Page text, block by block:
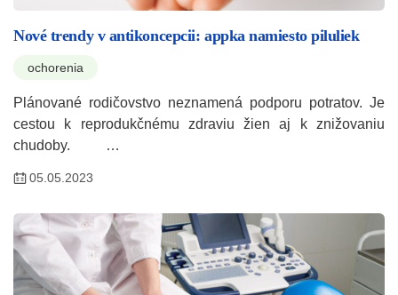
Nové trendy v antikoncepcii: appka namiesto piluliek
ochorenia
Plánované rodičovstvo neznamená podporu potratov. Je
cestou k reprodukčnému zdraviu žien aj k znižovaniu
chudoby. …
05.05.2023